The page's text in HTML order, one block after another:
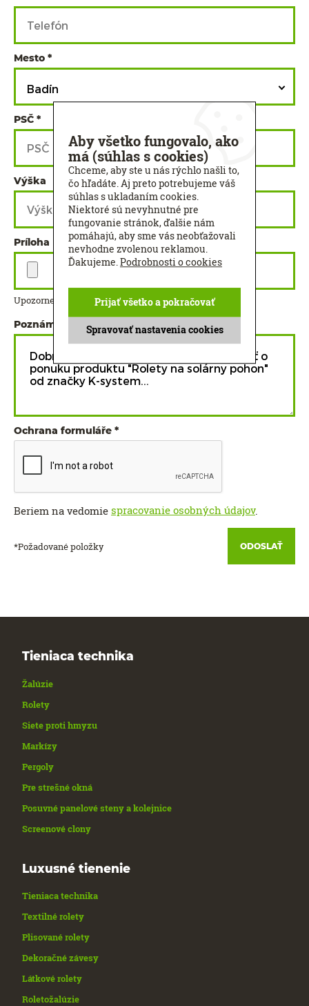
Mesto
Badín
PSČ
Výška Šírka
Príloha
Upozornenie: Maximálna veľkosť príloh je 32 MB.
Poznámka
Ochrana formuláře
Beriem na vedomie spracovanie osobných údajov.
*Požadované položky
Tieniaca technika
Žalúzie
Rolety
Siete proti hmyzu
Markízy
Pergoly
Pre strešné okná
Posuvné panelové steny a kolejnice
Screenové clony
Luxusné tienenie
Tieniaca technika
Textilné rolety
Plisované rolety
Dekoračné závesy
Látkové rolety
Roletožalúzie
Aby všetko fungovalo, ako
má (súhlas s cookies)
Chceme, aby ste u nás rýchlo našli to,
čo hľadáte. Aj preto potrebujeme váš
súhlas s ukladaním cookies.
Niektoré sú nevyhnutné pre
fungovanie stránok, ďalšie nám
pomáhajú, aby sme vás neobťažovali
nevhodne zvolenou reklamou.
Ďakujeme.Podrobnosti o cookies
Spravovať nastavenia cookies
Prijať všetko a pokračovať